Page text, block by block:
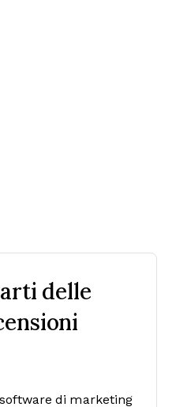
delle
di marketing